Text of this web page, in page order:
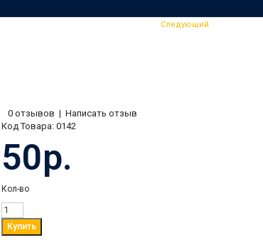
Следующий
0 отзывов | Написать отзыв
Код Товара: 0142
50р.
Кол-во